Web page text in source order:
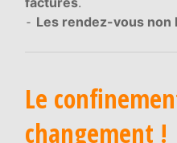
⁃ Les rendez-vous
Le
changement !